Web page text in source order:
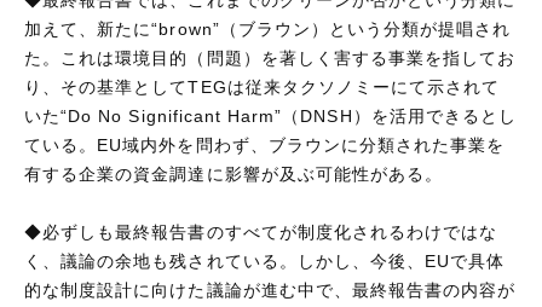
加えて、新たに“brown”（ブラウン）という分類が提唱され
た。これは環境目的（問題）を著しく害する事業を指してお
り、その基準としてTEGは従来タクソノミーにて示されて
いた“Do No Significant Harm”（DNSH）を活用できるとし
ている。EU域内外を問わず、ブラウンに分類された事業を
有する企業の資金調達に影響が及ぶ可能性がある。
◆必ずしも最終報告書のすべてが制度化されるわけではな
く、議論の余地も残されている。しかし、今後、EUで具体
的な制度設計に向けた議論が進む中で、最終報告書の内容が